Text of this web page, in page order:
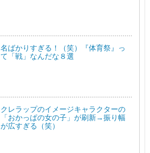
名ばかりすぎる！（笑）『体育祭』っ
て「戦」なんだな８選
クレラップのイメージキャラクターの
「おかっぱの女の子」が刷新→振り幅
が広すぎる（笑）